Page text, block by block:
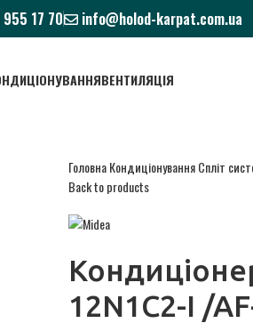
17 70 info@holod-karpat.com.ua
ВЕНТИЛЯЦІЯ
ГоловнаКондиціонуванняСпліт
Back to products
12N1C2-I /